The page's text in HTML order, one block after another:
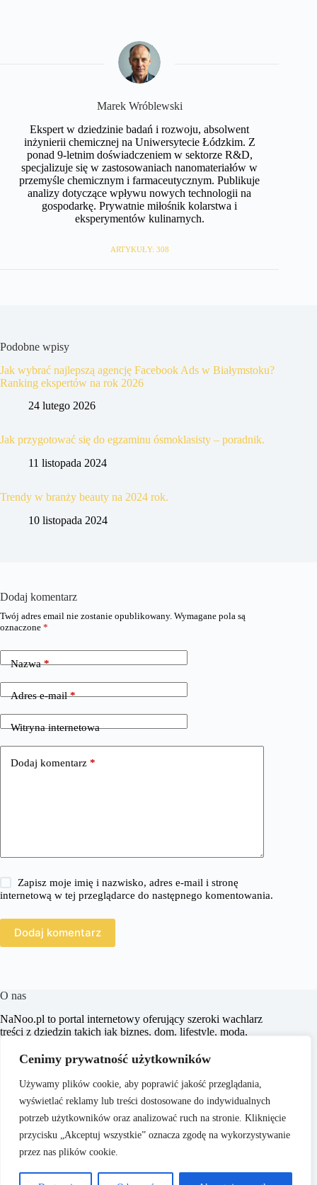
Cenimy prywatność użytkowników
Używamy plików cookie, aby poprawić jakość przeglądania,
wyświetlać reklamy lub treści dostosowane do indywidualnych
potrzeb użytkowników oraz analizować ruch na stronie. Kliknięcie
przycisku „Akceptuj wszystkie” oznacza zgodę na wykorzystywanie
przez nas plików cookie.
Marek Wróblewski
Ekspert w dziedzinie badań i rozwoju, absolwent
inżynierii chemicznej na Uniwersytecie Łódzkim. Z
ponad 9-letnim doświadczeniem w sektorze R&D,
specjalizuje się w zastosowaniach nanomateriałów w
przemyśle chemicznym i farmaceutycznym. Publikuje
analizy dotyczące wpływu nowych technologii na
gospodarkę. Prywatnie miłośnik kolarstwa i
eksperymentów kulinarnych.
ARTYKUŁY: 308
Podobne wpisy
Jak wybrać najlepszą agencję Facebook Ads w Białymstoku?
Ranking ekspertów na rok 2026
24 lutego 2026
Jak przygotować się do egzaminu ósmoklasisty – poradnik.
11 listopada 2024
Trendy w branży beauty na 2024 rok.
10 listopada 2024
Dodaj komentarz
Twój adres email nie zostanie opublikowany. Wymagane pola są
oznaczone *
Nazwa*
Adres e-mail*
Witryna internetowa
Dodaj komentarz *
Zapisz moje imię i nazwisko, adres e-mail i stronę
internetową w tej przeglądarce do następnego komentowania.
Dodaj komentarz
O nas
​NaNoo.pl to portal internetowy oferujący szeroki wachlarz
treści z dziedzin takich jak biznes, dom, lifestyle, moda,
celem jest dostarczanie czytelnikom rzetelnych i inspirujących
artykułów, które wspierają ich w podejmowaniu świadomych
decyzji oraz poszerzają horyzonty.
O nas